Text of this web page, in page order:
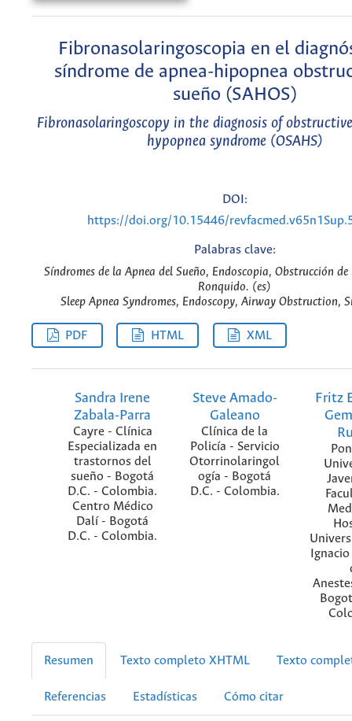
Fibronasolaringoscopia en el
síndrome de apnea-hipopnea
sueño (SAHOS)
Fibronasolaringoscopy in the diagnosis of
hypopnea syndrome (OSAHS)
DOI:
https://doi.org/10.15446/
Palabras clave:
Síndromes de la Apnea del Sueño, Endoscopia, Obstrucción de
Ronquido. (es)
Sleep Apnea Syndromes, Endoscopy, Airway Obstruction,
PDF HTML XML
Sandra Irene
Zabala-Parra
Cayre - Clínica
Especializada en
trastornos del
sueño - Bogotá
D.C. - Colombia.
Centro Médico
Dalí - Bogotá
D.C. - Colombia.
Steve Amado-
Galeano
Clínica de la
Policía - Servicio
Otorrinolaringol
ogía - Bogotá
D.C. - Colombia.
Fritz
Resumen Texto completo XHTML Texto
Referencias Estadísticas Cómo citar